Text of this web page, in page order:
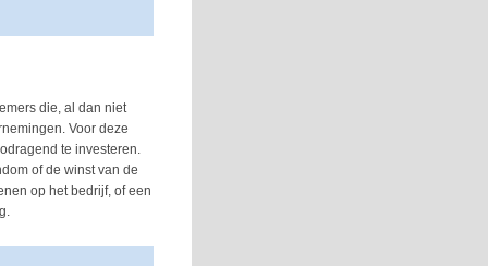
die, al dan niet
Voor deze
te investeren.
of de winst van de
op het bedrijf, of een